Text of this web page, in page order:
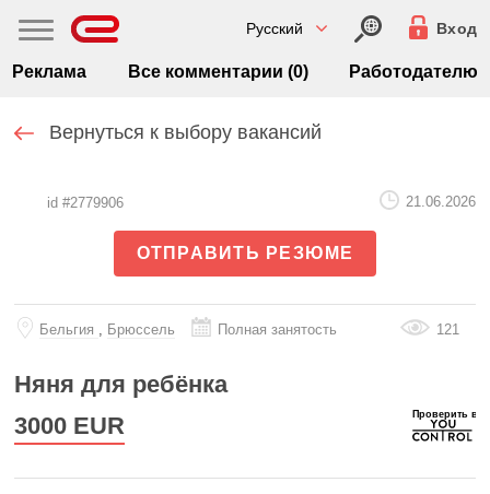
Русский Вход
Реклама Все комментарии (0) Работодателю
Вернуться к выбору вакансий
id #2779906 21.06.2026
ОТПРАВИТЬ РЕЗЮМЕ
Бельгия , Брюссель Полная занятость 121
Няня для ребёнка
3000 EUR